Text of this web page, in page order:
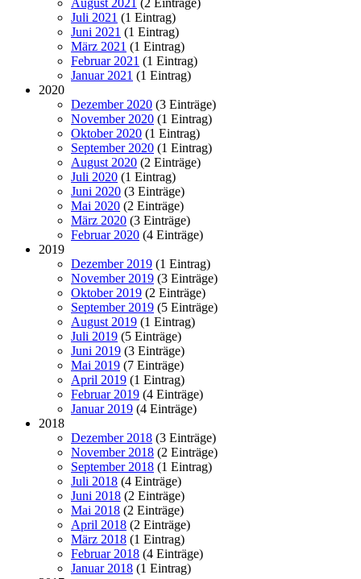
August 2021 (2 Einträge)
Juli 2021 (1 Eintrag)
Juni 2021 (1 Eintrag)
März 2021 (1 Eintrag)
Februar 2021 (1 Eintrag)
Januar 2021 (1 Eintrag)
2020
Dezember 2020 (3 Einträge)
November 2020 (1 Eintrag)
Oktober 2020 (1 Eintrag)
September 2020 (1 Eintrag)
August 2020 (2 Einträge)
Juli 2020 (1 Eintrag)
Juni 2020 (3 Einträge)
Mai 2020 (2 Einträge)
März 2020 (3 Einträge)
Februar 2020 (4 Einträge)
2019
Dezember 2019 (1 Eintrag)
November 2019 (3 Einträge)
Oktober 2019 (2 Einträge)
September 2019 (5 Einträge)
August 2019 (1 Eintrag)
Juli 2019 (5 Einträge)
Juni 2019 (3 Einträge)
Mai 2019 (7 Einträge)
April 2019 (1 Eintrag)
Februar 2019 (4 Einträge)
Januar 2019 (4 Einträge)
2018
Dezember 2018 (3 Einträge)
November 2018 (2 Einträge)
September 2018 (1 Eintrag)
Juli 2018 (4 Einträge)
Juni 2018 (2 Einträge)
Mai 2018 (2 Einträge)
April 2018 (2 Einträge)
März 2018 (1 Eintrag)
Februar 2018 (4 Einträge)
Januar 2018 (1 Eintrag)